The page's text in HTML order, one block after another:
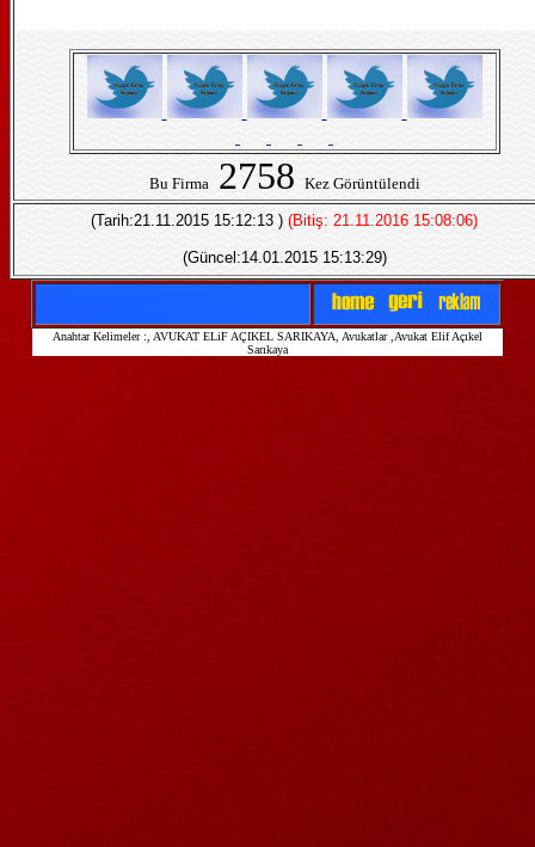
Bu Firma 2758 Kez Görüntülendi
(Tarih:21.11.2015 15:12:13 ) (Bitiş: 21.11.2016 15:08:06)
(Güncel:14.01.2015 15:13:29)
Anahtar Kelimeler : , AVUKAT ELiF AÇIKEL SARIKAYA, Avukatlar ,Avukat Elif Açıkel
Sarıkaya